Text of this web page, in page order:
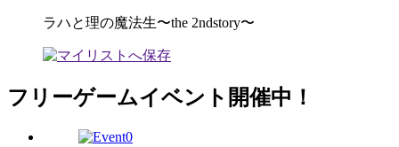
ラハと理の魔法生〜the 2ndstory〜
フリーゲームイベント開催中！